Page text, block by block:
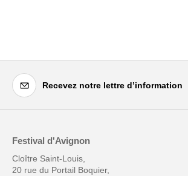
Recevez notre lettre d’information
Festival d'Avignon
Cloître Saint-Louis,
20 rue du Portail Boquier,